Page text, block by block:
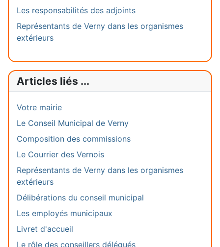
Les responsabilités des adjoints
Représentants de Verny dans les organismes
extérieurs
Articles liés ...
Votre mairie
Le Conseil Municipal de Verny
Composition des commissions
Le Courrier des Vernois
Représentants de Verny dans les organismes
extérieurs
Délibérations du conseil municipal
Les employés municipaux
Livret d'accueil
Le rôle des conseillers délégués